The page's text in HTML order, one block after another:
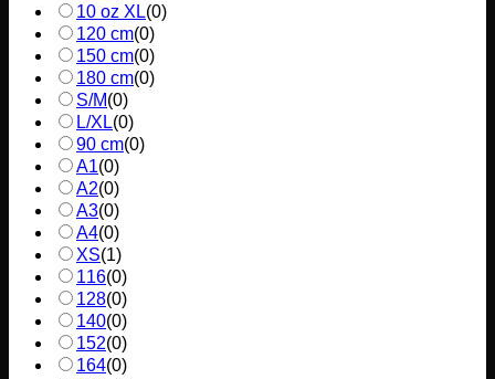
10 oz XL(0)
120 cm(0)
150 cm(0)
180 cm(0)
S/M(0)
L/XL(0)
90 cm(0)
A1(0)
A2(0)
A3(0)
A4(0)
XS(1)
116(0)
128(0)
140(0)
152(0)
164(0)